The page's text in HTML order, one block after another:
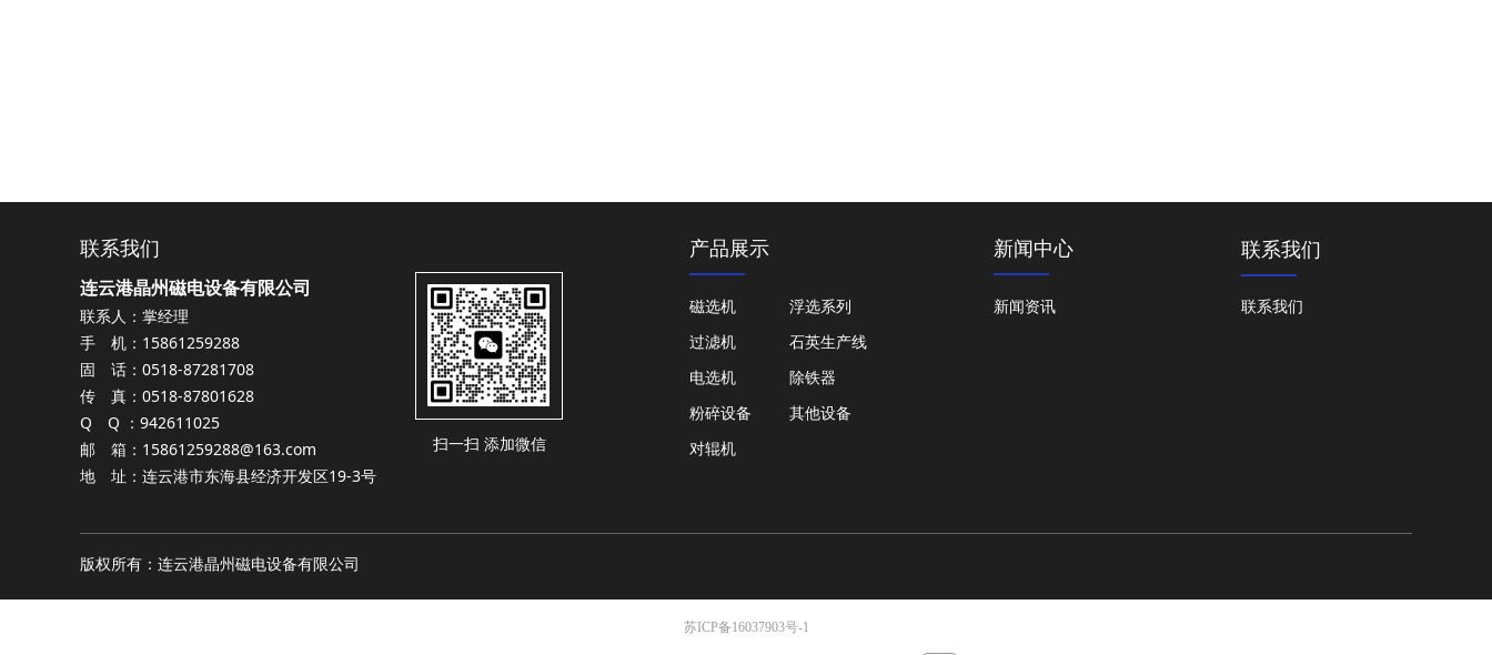
联系我们 产品展示
磁选机
过滤机
电选机
粉碎设备
对辊机
浮选系列
石英生产线
除铁器
其他设备
连云港晶州磁电设备有限公司
联系人：掌经理
手 机：15861259288
固 话：0518-87281708
传 真：0518-87801628
Q Q ：942611025
邮 箱：15861259288@163.com
地 址：连云港市东海县经济开发区19-3号
扫一扫 添加微信
新闻中心
新闻资讯
联系我们
联系我们
版权所有：连云港晶州磁电设备有限公司
苏ICP备16037903号-1